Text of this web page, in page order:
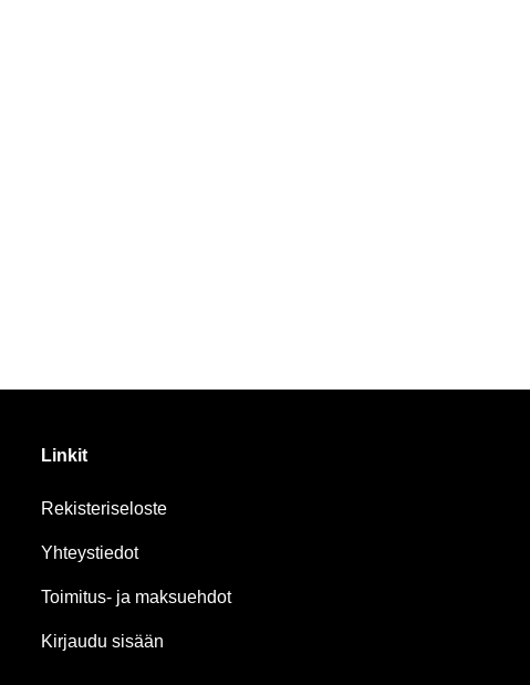
Linkit
Rekisteriseloste
Yhteystiedot
Toimitus- ja maksuehdot
Kirjaudu sisään